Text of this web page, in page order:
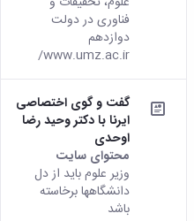
فناوری در دولت
دوازدهم
www.umz.ac.ir/
گفت و گوی اختصاصی
ایرنا با دکتر وحید رضا
اوحدی
محتوای سایت
وزیر علوم باید از دل
دانشگاهها برخاسته
باشد